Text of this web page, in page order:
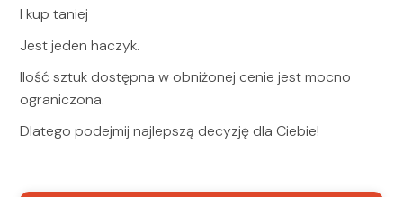
I kup taniej
Jest jeden haczyk.
Ilość sztuk dostępna w obniżonej cenie jest mocno
ograniczona.
Dlatego podejmij najlepszą decyzję dla Ciebie!